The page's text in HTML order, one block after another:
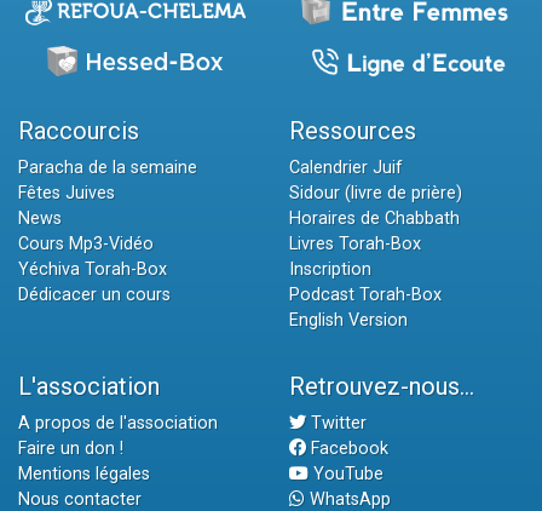
Raccourcis
Paracha de la semaine
Fêtes Juives
News
Cours Mp3-Vidéo
Yéchiva Torah-Box
Dédicacer un cours
Ressources
Calendrier Juif
Sidour (livre de prière)
Horaires de Chabbath
Livres Torah-Box
Inscription
Podcast Torah-Box
English Version
L'association
A propos de l'association
Faire un don !
Mentions légales
Nous contacter
Retrouvez-nous...
Twitter
Facebook
YouTube
WhatsApp